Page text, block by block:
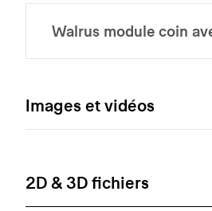
Images et vidéos
2D & 3D fichiers